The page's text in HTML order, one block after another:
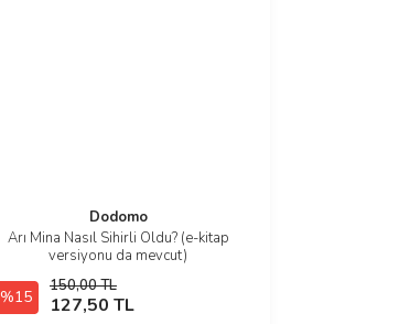
Dodomo
Arı Mina Nasıl Sihirli Oldu? (e-kitap
versiyonu da mevcut)
%15
150,00 TL
127,50 TL
İncele
E-Kitap SATIN AL